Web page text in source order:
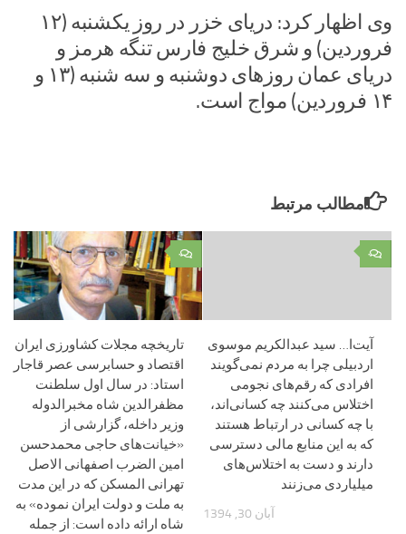
وی اظهار کرد: دریای خزر در روز یکشنبه (۱۲
فروردین) و شرق خلیج فارس تنگه هرمز و
دریای عمان روزهای دوشنبه و سه شنبه (۱۳ و
۱۴ فروردین) مواج است.
مطالب مرتبط
۰
تاریخچه مجلات کشاورزی ایران
اقتصاد و حسابرسی عصر قاجار
استاد: در سال اول سلطنت
مظفرالدین شاه مخبرالدوله
وزیر داخله، گزارشی از
«خیانت‌های حاجی محمدحسن
امین الضرب اصفهانی الاصل
تهرانی المسکن که در این مدت
به ملت و دولت ایران نموده» به
شاه ارائه داده است: از جمله
۰
آیت‌ا… سید عبدالکریم موسوی
اردبیلی چرا به مردم نمی‌گویند
افرادی که رقم‌های نجومی
اختلاس می‌کنند چه کسانی‌اند،
با چه کسانی در ارتباط هستند
که به این منابع مالی دسترسی
دارند و دست به اختلاس‌های
میلیاردی می‌زنند
آبان 30, 1394